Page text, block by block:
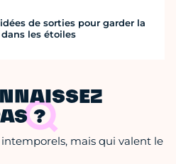
de sorties pour garder la
les étoiles
?
mais qui valent le